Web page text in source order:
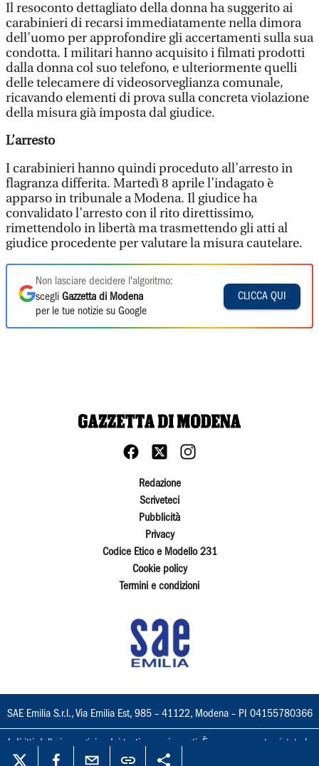
Il resoconto dettagliato della donna ha suggerito ai
carabinieri di recarsi immediatamente nella dimora
dell’uomo per approfondire gli accertamenti sulla sua
condotta. I militari hanno acquisito i filmati prodotti
dalla donna col suo telefono, e ulteriormente quelli
delle telecamere di videosorveglianza comunale,
ricavando elementi di prova sulla concreta violazione
della misura già imposta dal giudice.
L’arresto
I carabinieri hanno quindi proceduto all’arresto in
flagranza differita. Martedì 8 aprile l’indagato è
apparso in tribunale a Modena. Il giudice ha
convalidato l’arresto con il rito direttissimo,
rimettendolo in libertà ma trasmettendo gli atti al
giudice procedente per valutare la misura cautelare.
Non lasciare decidere l'algoritmo:
scegli Gazzetta di Modena
per le tue notizie su Google
CLICCA QUI
Redazione
Scriveteci
Pubblicità
Privacy
Codice Etico e Modello 231
Cookie policy
Termini e condizioni
SAE Emilia S.r.l., Via Emilia Est, 985 – 41122, Modena – PI 04155780366
I diritti delle immagini e dei testi sono riservati. È espressamente vietata la
loro riproduzione con qualsiasi mezzo e l'adattamento totale o parziale.